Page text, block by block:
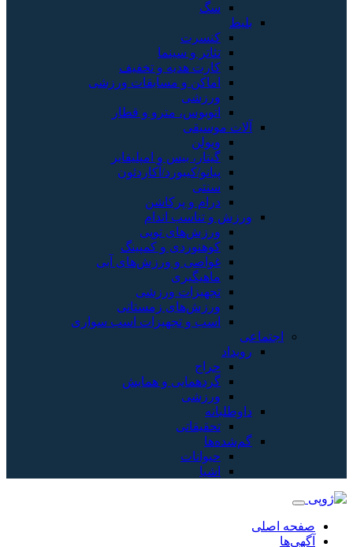
سگ
بلیط
کنسرت
تئاتر و سینما
کارت هدیه و تخفیف
اماکن و مسابقات ورزشی
ورزشی
اتوبوس، مترو و قطار
آلات موسیقی
ویولن
گیتار، بیس و امپلیفایر
پیانو/کیبورد/آکاردئون
سنتی
درام و پرکاشن
ورزش و تناسب اندام
ورزش‌های توپی
کوهنوردی و کمپینگ
غواصی و ورزش‌های آبی
ماهیگیری
تجهیزات ورزشی
ورزش‌های زمستانی
اسب و تجهیزات اسب سواری
اجتماعی
رویداد
حراج
گردهمایی و همایش
ورزشی
داوطلبانه
تحقیقاتی
گم‌شده‌ها
حیوانات
اشیا
صفحه اصلی
آگهی‌ها